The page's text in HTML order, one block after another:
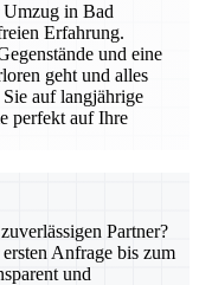
Umzug in Bad
Erfahrung.
und eine
geht und alles
auf langjährige
perfekt auf Ihre
Partner?
Anfrage bis zum
und